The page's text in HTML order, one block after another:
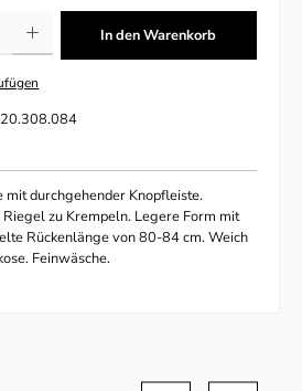
In den Warenkorb
mit durchgehender Knopfleiste.
zu Krempeln. Legere Form mit
Rückenlänge von 80-84 cm. Weich
Feinwäsche.